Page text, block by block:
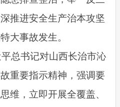
推进安全生产治本攻坚
大事故发生。
书记对山西长治市沁
重要指示精神，强调要
维，立即开展全覆盖、